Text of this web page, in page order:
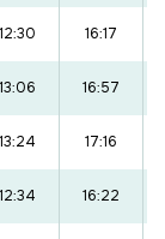
12:30 16:17
13:06 16:57
13:24 17:16
12:34 16:22